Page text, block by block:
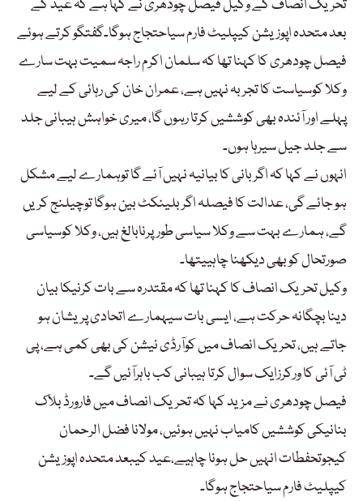
تحریک انصاف کے وکیل فیصل چودھری نے کہا ہے کہ عید کے
بعد متحدہ اپوزیشن کیپلیٹ فارم سیاحتجاج ہوگا۔گفتگو کرتے ہوئے
فیصل چودھری کا کہنا تھا کہ سلمان اکرم راجہ سمیت بہت سارے
وکلا کوسیاست کا تجربہ نہیں ہے، عمران خان کی رہائی کے لیے
پہلے اور آئندہ بھی کوششیں کرتا رہوں گا، میری خواہش ہیبانی جلد
سے جلد جیل سیرہا ہوں۔
انہوں نے کہا کہ اگربانی کا بیانیہ نہیں آئے گا توہمارے لیے مشکل
ہو جائے گی، عدالت کا فیصلہ اگربلینکٹ بین ہوگا توچیلنج کریں
گے، ہمارے بہت سے وکلا سیاسی طورپرنابالغ ہیں، وکلا کوسیاسی
صورتحال کوبھی دیکھنا چاہییتھا۔
وکیل تحریک انصاف کا کہنا تھا کہ مقتدرہ سے بات کرنیکا بیان
دینا بچگانہ حرکت ہے، ایسی بات سیہمارے اتحادی پریشان ہو
جاتے ہیں، تحریک انصاف میں کوآرڈی نیشن کی بھی کمی ہے، پی
ٹی آئی کا ورکرزایک سوال کرتا ہیبانی کب باہرآئیں گے۔
فیصل چودھری نے مزید کہا کہ تحریک انصاف میں فارورڈ بلاک
بنانیکی کوششیں کامیاب نہیں ہوئیں، مولانا فضل الرحمان
کیجوتحفطات انہیں حل ہونا چاہیے،عید کیبعد متحدہ اپوزیشن
کیپلیٹ فارم سیاحتجاج ہوگا۔